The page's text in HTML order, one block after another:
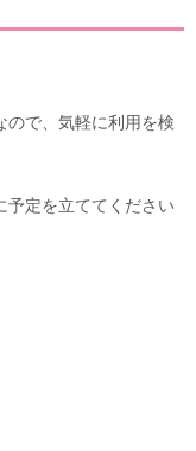
ので、気軽に利用を検
予定を立ててください